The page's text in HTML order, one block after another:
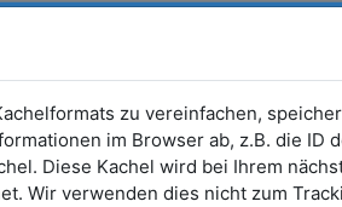
erstellen
a... WS 2025/26
zu vereinfachen,
im Browser ab, z.B. die ID
Diese Kachel wird bei Ihrem
Wir verwenden dies nicht zum